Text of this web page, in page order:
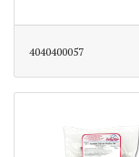
4040400057